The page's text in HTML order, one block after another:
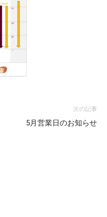
次の記事
5月営業日のお知らせ